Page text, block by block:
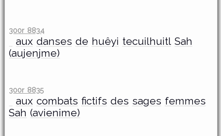
300r 8834
aux danses de huêyi tecuilhuitl Sah
(aujenjme)
300r 8835
aux combats fictifs des sages femmes
Sah (avienime)